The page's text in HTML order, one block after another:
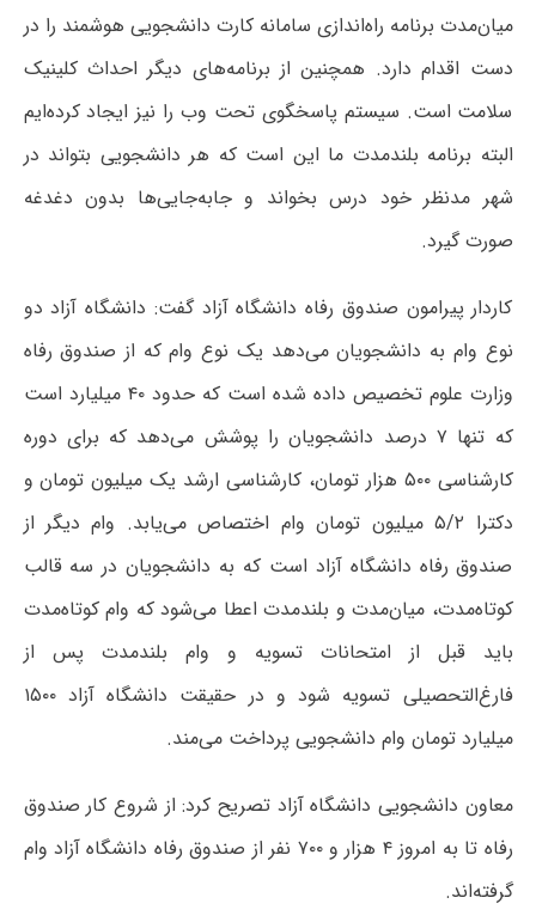
میان‌مدت برنامه راه‌اندازی سامانه کارت دانشجویی هوشمند را در
دست اقدام دارد. همچنین از برنامه‌های دیگر احداث کلینیک
سلامت است. سیستم پاسخگوی تحت وب را نیز ایجاد کرده‌ایم
البته برنامه بلندمدت ما این است که هر دانشجویی بتواند در
شهر مدنظر خود درس بخواند و جابه‌جایی‌ها بدون دغدغه
صورت گیرد.
کاردار پیرامون صندوق رفاه دانشگاه آزاد گفت: دانشگاه آزاد دو
نوع وام به دانشجویان می‌دهد یک نوع وام که از صندوق رفاه
وزارت علوم تخصیص داده شده است که حدود ۴۰ میلیارد است
که تنها ۷ درصد دانشجویان را پوشش می‌دهد که برای دوره
کارشناسی ۵۰۰ هزار تومان، کارشناسی ارشد یک میلیون تومان و
دکترا ۵/۲ میلیون تومان وام اختصاص می‌یابد. وام دیگر از
صندوق رفاه دانشگاه آزاد است که به دانشجویان در سه قالب
کوتاه‌مدت، میان‌مدت و بلندمدت اعطا می‌شود که وام کوتاه‌مدت
باید قبل از امتحانات تسویه و وام بلندمدت پس از
فارغ‌التحصیلی تسویه شود و در حقیقت دانشگاه آزاد ۱۵۰۰
میلیارد تومان وام دانشجویی پرداخت می‌مند.
معاون دانشجویی دانشگاه آزاد تصریح کرد: از شروع کار صندوق
رفاه تا به امروز ۴ هزار و ۷۰۰ نفر از صندوق رفاه دانشگاه آزاد وام
گرفته‌اند.